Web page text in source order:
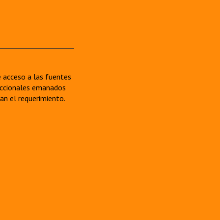
acceso a las fuentes
emanados
el requerimiento.